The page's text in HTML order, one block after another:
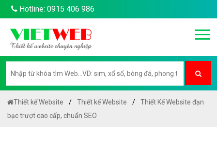
Hotline: 0915 406 986
Thiết kế Website Thiết kế Website
Thiết Kế Website đạn
bạc trượt cao cấp, chuẩn SEO